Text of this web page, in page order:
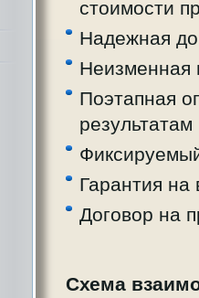
стоимости
Надежная
Неизменная
Поэтапная
результатам
Гарантия на
Договор на
Схема